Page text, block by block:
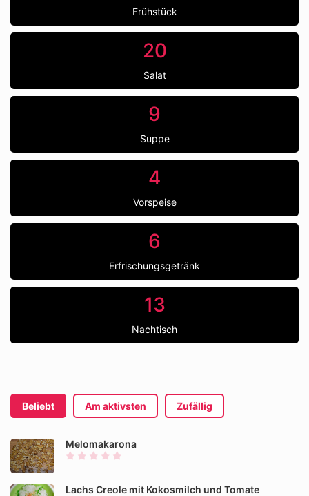
Frühstück
20
Salat
9
Suppe
4
Vorspeise
6
Erfrischungsgetränk
13
Nachtisch
Beliebt Am aktivsten Zufällig
Melomakarona
Lachs Creole mit Kokosmilch und Tomate